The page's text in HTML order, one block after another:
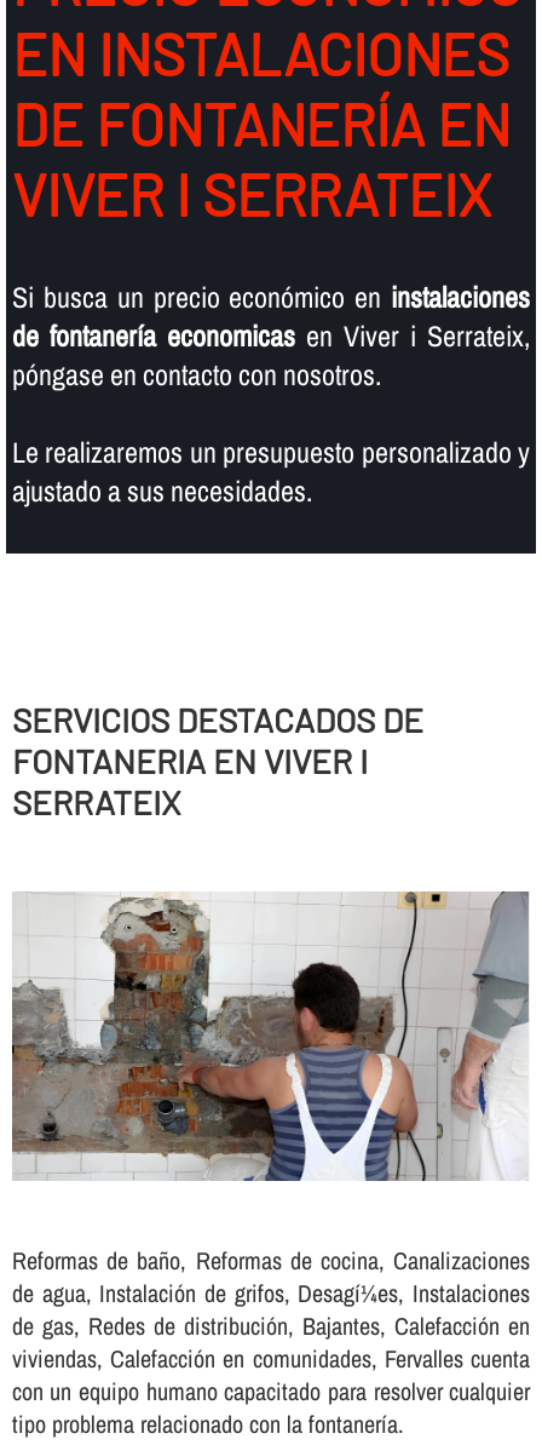
EN INSTALACIONES
DE FONTANERÍ­A EN
VIVER I SERRATEIX
Si busca un precio económico en instalaciones
de fontanerí­a economicasen Viver i Serrateix,
póngase en contacto con nosotros.
Le realizaremos un presupuesto personalizado y
ajustado a sus necesidades.
SERVICIOS DESTACADOS DE
FONTANERIA EN VIVER I
SERRATEIX
Reformas de baño, Reformas de cocina, Canalizaciones
de agua, Instalación de grifos, Desagí¼es, Instalaciones
de gas, Redes de distribución, Bajantes, Calefacción en
viviendas, Calefacción en comunidades, Fervalles cuenta
con un equipo humano capacitado para resolver cualquier
tipo problema relacionado con la fontanerí­a.